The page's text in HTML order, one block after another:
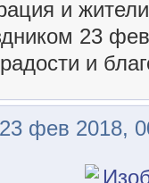
и
23
и
фев 2018,